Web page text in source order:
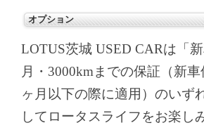
オプション
LOTUS茨城 USED CARは「
月・3000kmまでの保証（新
ヶ月以下の際に適用）のいず
してロータスライフをお楽し